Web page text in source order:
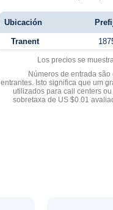
Ubicación
Tranent
Los precios se
Números de entrada
entrantes. Isto significa que um
utilizados para call centers
sobretaxa de US $0.01